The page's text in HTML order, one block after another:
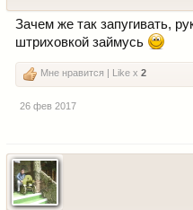
Зачем же так запугивать,
штриховкой займусь
Мне нравится | Like x 2
26 фев 2017